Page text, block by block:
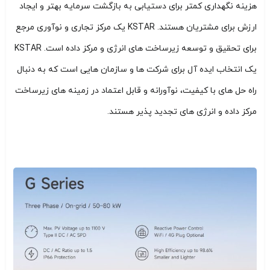
هزینه نگهداری کمتر برای دستیابی به بازگشت سرمایه بهتر و ایجاد
ارزش برای مشتریان هستند. KSTAR یک مرکز تجاری و نوآوری مرجع
برای تحقیق و توسعه زیرساخت های انرژی و مرکز داده است. KSTAR
یک انتخاب ایده آل برای شرکت ها و سازمان هایی است که به دنبال
راه حل های با کیفیت، نوآورانه و قابل اعتماد در زمینه های زیرساخت
مرکز داده و انرژی های تجدید پذیر هستند.